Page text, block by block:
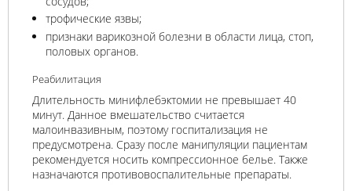
трофические язвы;
признаки варикозной болезни в области лица, стоп,
половых органов.
Реабилитация
Длительность минифлебэктомии не превышает 40
минут. Данное вмешательство считается
малоинвазивным, поэтому госпитализация не
предусмотрена. Сразу после манипуляции пациентам
рекомендуется носить компрессионное белье. Также
назначаются противовоспалительные препараты.